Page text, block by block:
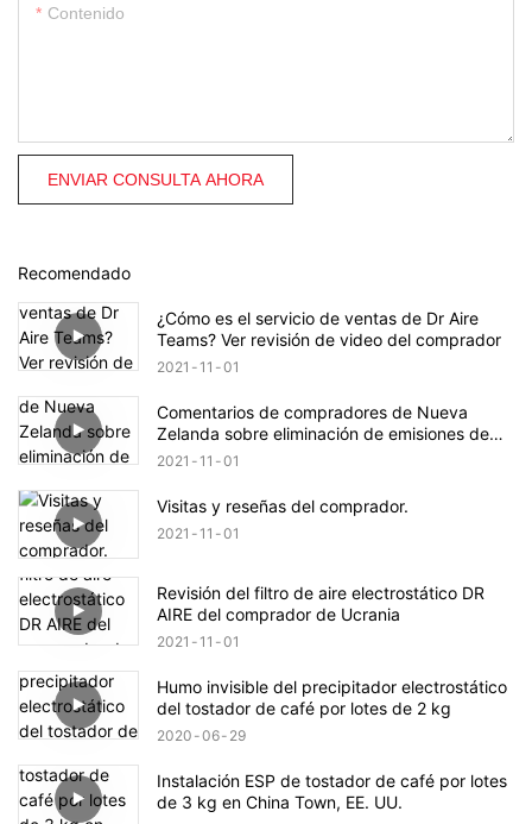
Contenido
ENVIAR CONSULTA AHORA
Recomendado
¿Cómo es el servicio de ventas de Dr Aire
Teams? Ver revisión de video del comprador
2021 11 01
Comentarios de compradores de Nueva
Zelanda sobre eliminación de emisiones de
tostador de café de 60 kg
2021 11 01
Visitas y reseñas del comprador.
2021 11 01
Revisión del filtro de aire electrostático DR
AIRE del comprador de Ucrania
2021 11 01
Humo invisible del precipitador electrostático
del tostador de café por lotes de 2 kg
2020 06 29
Instalación ESP de tostador de café por lotes
de 3 kg en China Town, EE. UU.